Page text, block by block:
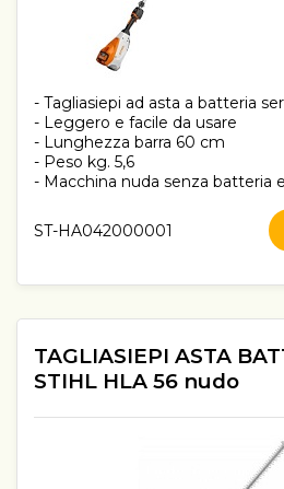
- Tagliasiepi ad asta a batteria
- Leggero e facile da usare
- Lunghezza barra 60 cm
- Peso kg. 5,6
- Macchina nuda senza batteria
ST-HA042000001
TAGLIASIEPI ASTA
STIHL HLA 56 nudo